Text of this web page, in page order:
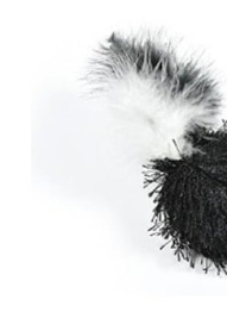
NYC ECO